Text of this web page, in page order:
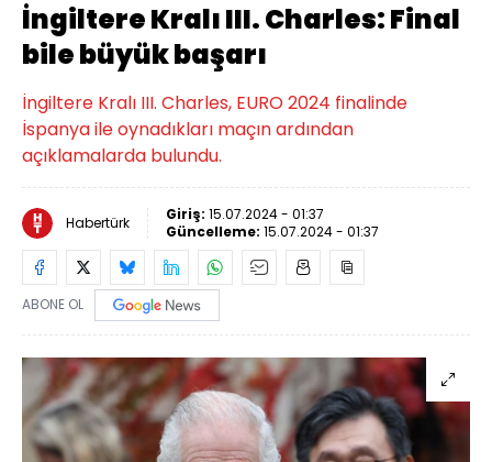
İngiltere Kralı III. Charles: Final
bile büyük başarı
İngiltere Kralı III. Charles, EURO 2024 finalinde
İspanya ile oynadıkları maçın ardından
açıklamalarda bulundu.
Habertürk Giriş: 15.07.2024 - 01:37
Güncelleme: 15.07.2024 - 01:37
ABONE OL